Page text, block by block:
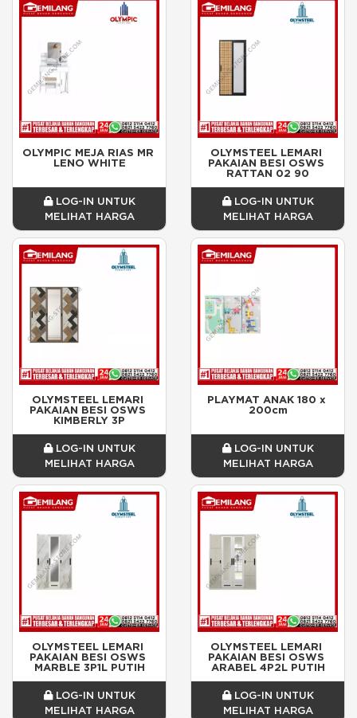
OLYMPIC MEJA RIAS MR
LENO WHITE
LOG-IN UNTUK
MELIHAT HARGA
OLYMSTEEL LEMARI
PAKAIAN BESI OSWS
RATTAN 02 90
LOG-IN UNTUK
MELIHAT HARGA
OLYMSTEEL LEMARI
PAKAIAN BESI OSWS
KIMBERLY 3P
LOG-IN UNTUK
MELIHAT HARGA
PLAYMAT ANAK 180 x
200cm
LOG-IN UNTUK
MELIHAT HARGA
OLYMSTEEL LEMARI
PAKAIAN BESI OSWS
MARBLE 3P1L PUTIH
LOG-IN UNTUK
MELIHAT HARGA
OLYMSTEEL LEMARI
PAKAIAN BESI OSWS
ARABEL 4P2L PUTIH
LOG-IN UNTUK
MELIHAT HARGA